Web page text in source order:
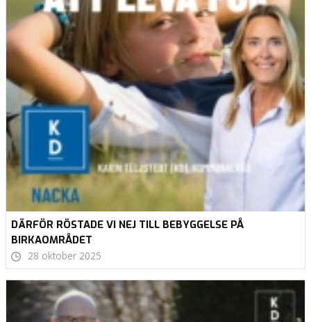
DÄRFÖR RÖSTADE VI NEJ TILL BEBYGGELSE PÅ
BIRKAOMRÅDET
28 oktober 2025